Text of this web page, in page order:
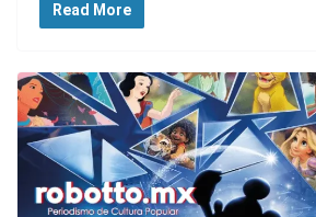
Read More